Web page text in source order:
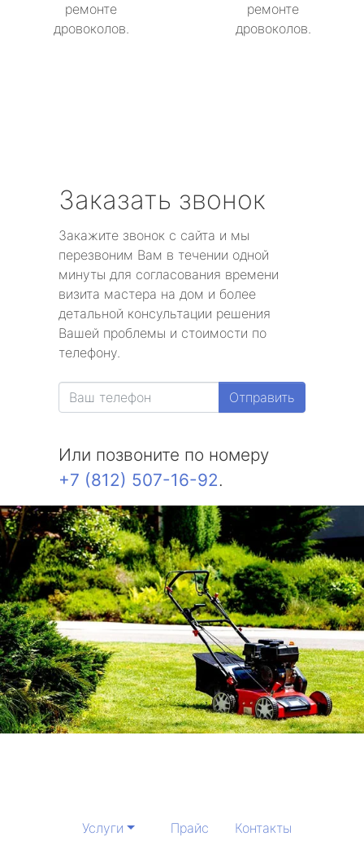
ремонте
дровоколов.
ремонте
дровоколов.
Заказать звонок
Закажите звонок с сайта и мы
перезвоним Вам в течении одной
минуты для согласования времени
визита мастера на дом и более
детальной консультации решения
Вашей проблемы и стоимости по
телефону.
Отправить
Или позвоните по номеру
+7 (812) 507-16-92.
Услуги Прайс Контакты